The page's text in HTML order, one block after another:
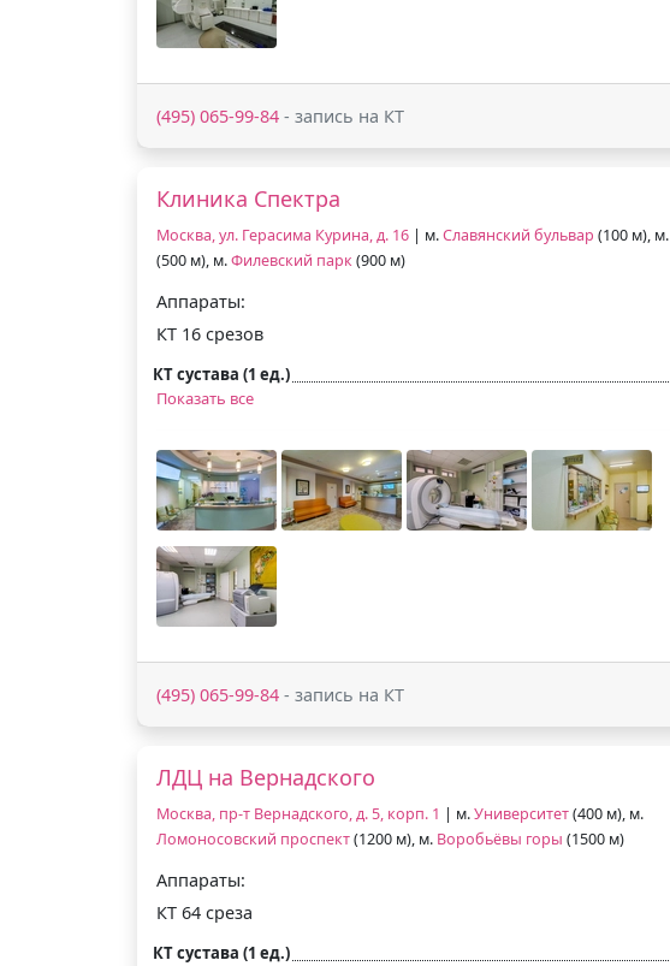
(495) 065-99-84 - запись на КТ
Клиника Спектра
Москва, ул. Герасима Курина, д. 16 | м.Славянский бульвар (100 м), м.
(500 м), м.Филевский парк(900 м)
Аппараты:
КТ 16 срезов
КТ сустава (1 ед.)
Показать все
(495) 065-99-84 - запись на КТ
ЛДЦ на Вернадского
Москва, пр-т Вернадского, д. 5, корп. 1 | м.Университет(400 м), м.
Ломоносовский проспект(1200 м), м. Воробьёвы горы (1500 м)
Аппараты:
КТ 64 среза
КТ сустава (1 ед.)